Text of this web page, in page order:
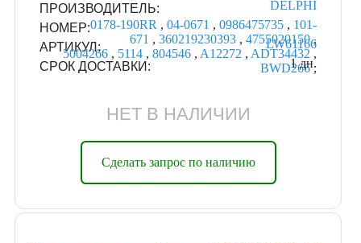
ПРОИЗВОДИТЕЛЬ:
DELPHI
НОМЕР:0178-190RR ,04-0671 ,0986475735 , 101-
671 ,360219230393 ,4755020150,
5004266 , 5114 ,804546 , A12272 , ADT34432 ,
BWD266,
АРТИКУЛ:
LW61166
СРОК ДОСТАВКИ:
1 дн.
НЕТ В НАЛИЧИИ
Сделать запрос по наличию